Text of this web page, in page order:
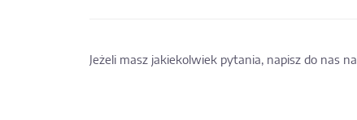
Jeżeli masz jakiekolwiek pytania, napisz do nas na